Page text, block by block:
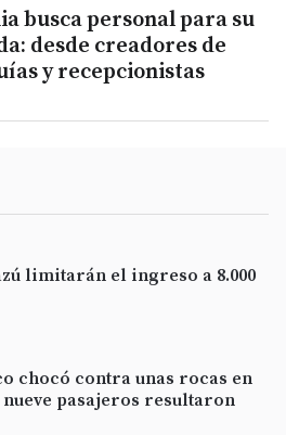
busca personal para su
desde creadores de
y recepcionistas
limitarán el ingreso a 8.000
chocó contra unas rocas en
pasajeros resultaron